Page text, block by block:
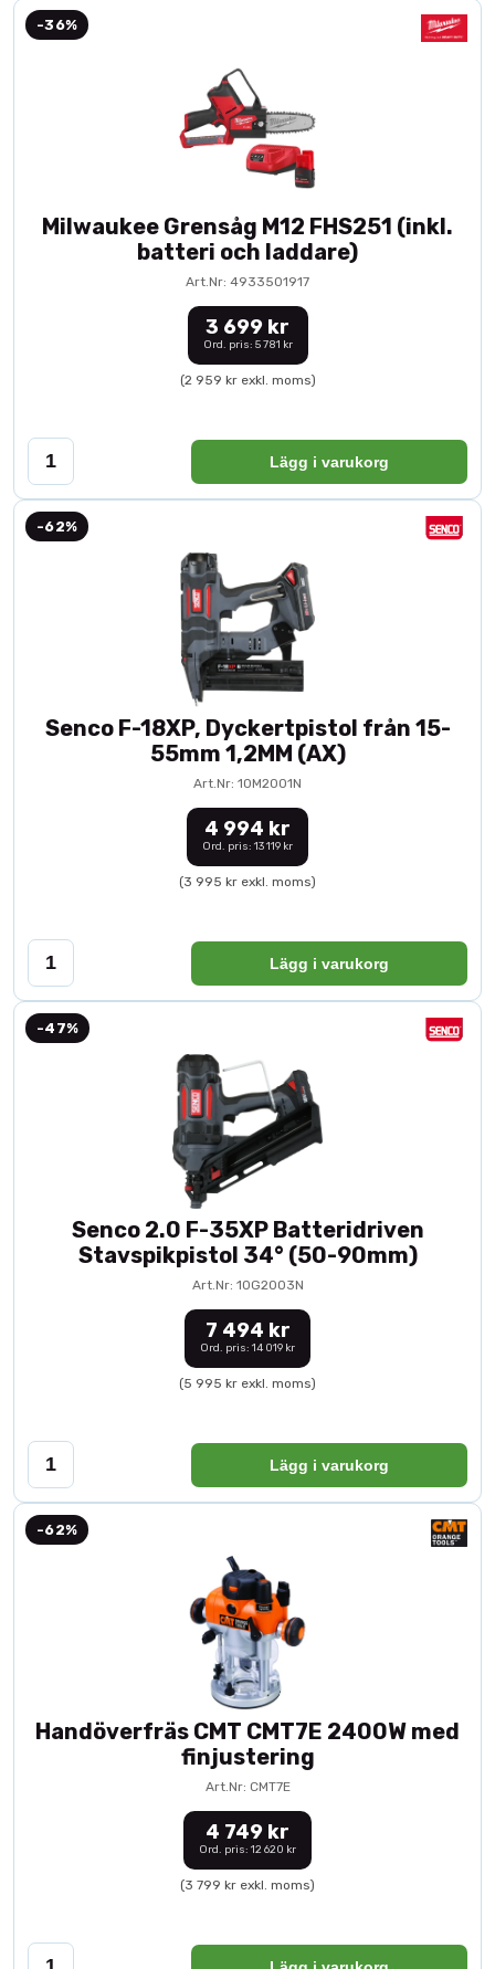
-36%
Milwaukee Grensåg M12 FHS251 (inkl.
batteri och laddare)
Art.Nr: 4933501917
3 699 kr
Ord. pris: 5 781 kr
(2 959 kr exkl. moms)
Lägg i varukorg
-62%
Senco F-18XP, Dyckertpistol från 15-
55mm 1,2MM (AX)
Art.Nr: 10M2001N
4 994 kr
Ord. pris: 13 119 kr
(3 995 kr exkl. moms)
Lägg i varukorg
-47%
Senco 2.0 F-35XP Batteridriven
Stavspikpistol 34° (50-90mm)
Art.Nr: 10G2003N
7 494 kr
Ord. pris: 14 019 kr
(5 995 kr exkl. moms)
Lägg i varukorg
-62%
Handöverfräs CMT CMT7E 2400W med
finjustering
Art.Nr: CMT7E
4 749 kr
Ord. pris: 12 620 kr
(3 799 kr exkl. moms)